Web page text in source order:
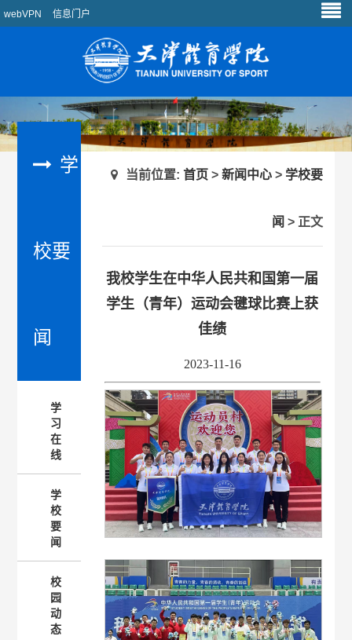
webVPN 信息门户
学
校要
闻
学
习
在
线
学
校
要
闻
校
园
动
态
当前位置: 首页 > 新闻中心> 学校要
闻 > 正文
我校学生在中华人民共和国第一届
学生（青年）运动会毽球比赛上获
佳绩
2023-11-16